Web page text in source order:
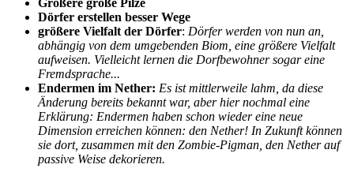
Dörfer erstellen besser Wege
größere Vielfalt der Dörfer: Dörfer werden von nun an,
abhängig von dem umgebenden Biom, eine größere Vielfalt
aufweisen. Vielleicht lernen die Dorfbewohner sogar eine
Fremdsprache...
Endermen im Nether: Es ist mittlerweile lahm, da diese
Änderung bereits bekannt war, aber hier nochmal eine
Erklärung: Endermen haben schon wieder eine neue
Dimension erreichen können: den Nether! In Zukunft können
sie dort, zusammen mit den Zombie-Pigman, den Nether auf
passive Weise dekorieren.